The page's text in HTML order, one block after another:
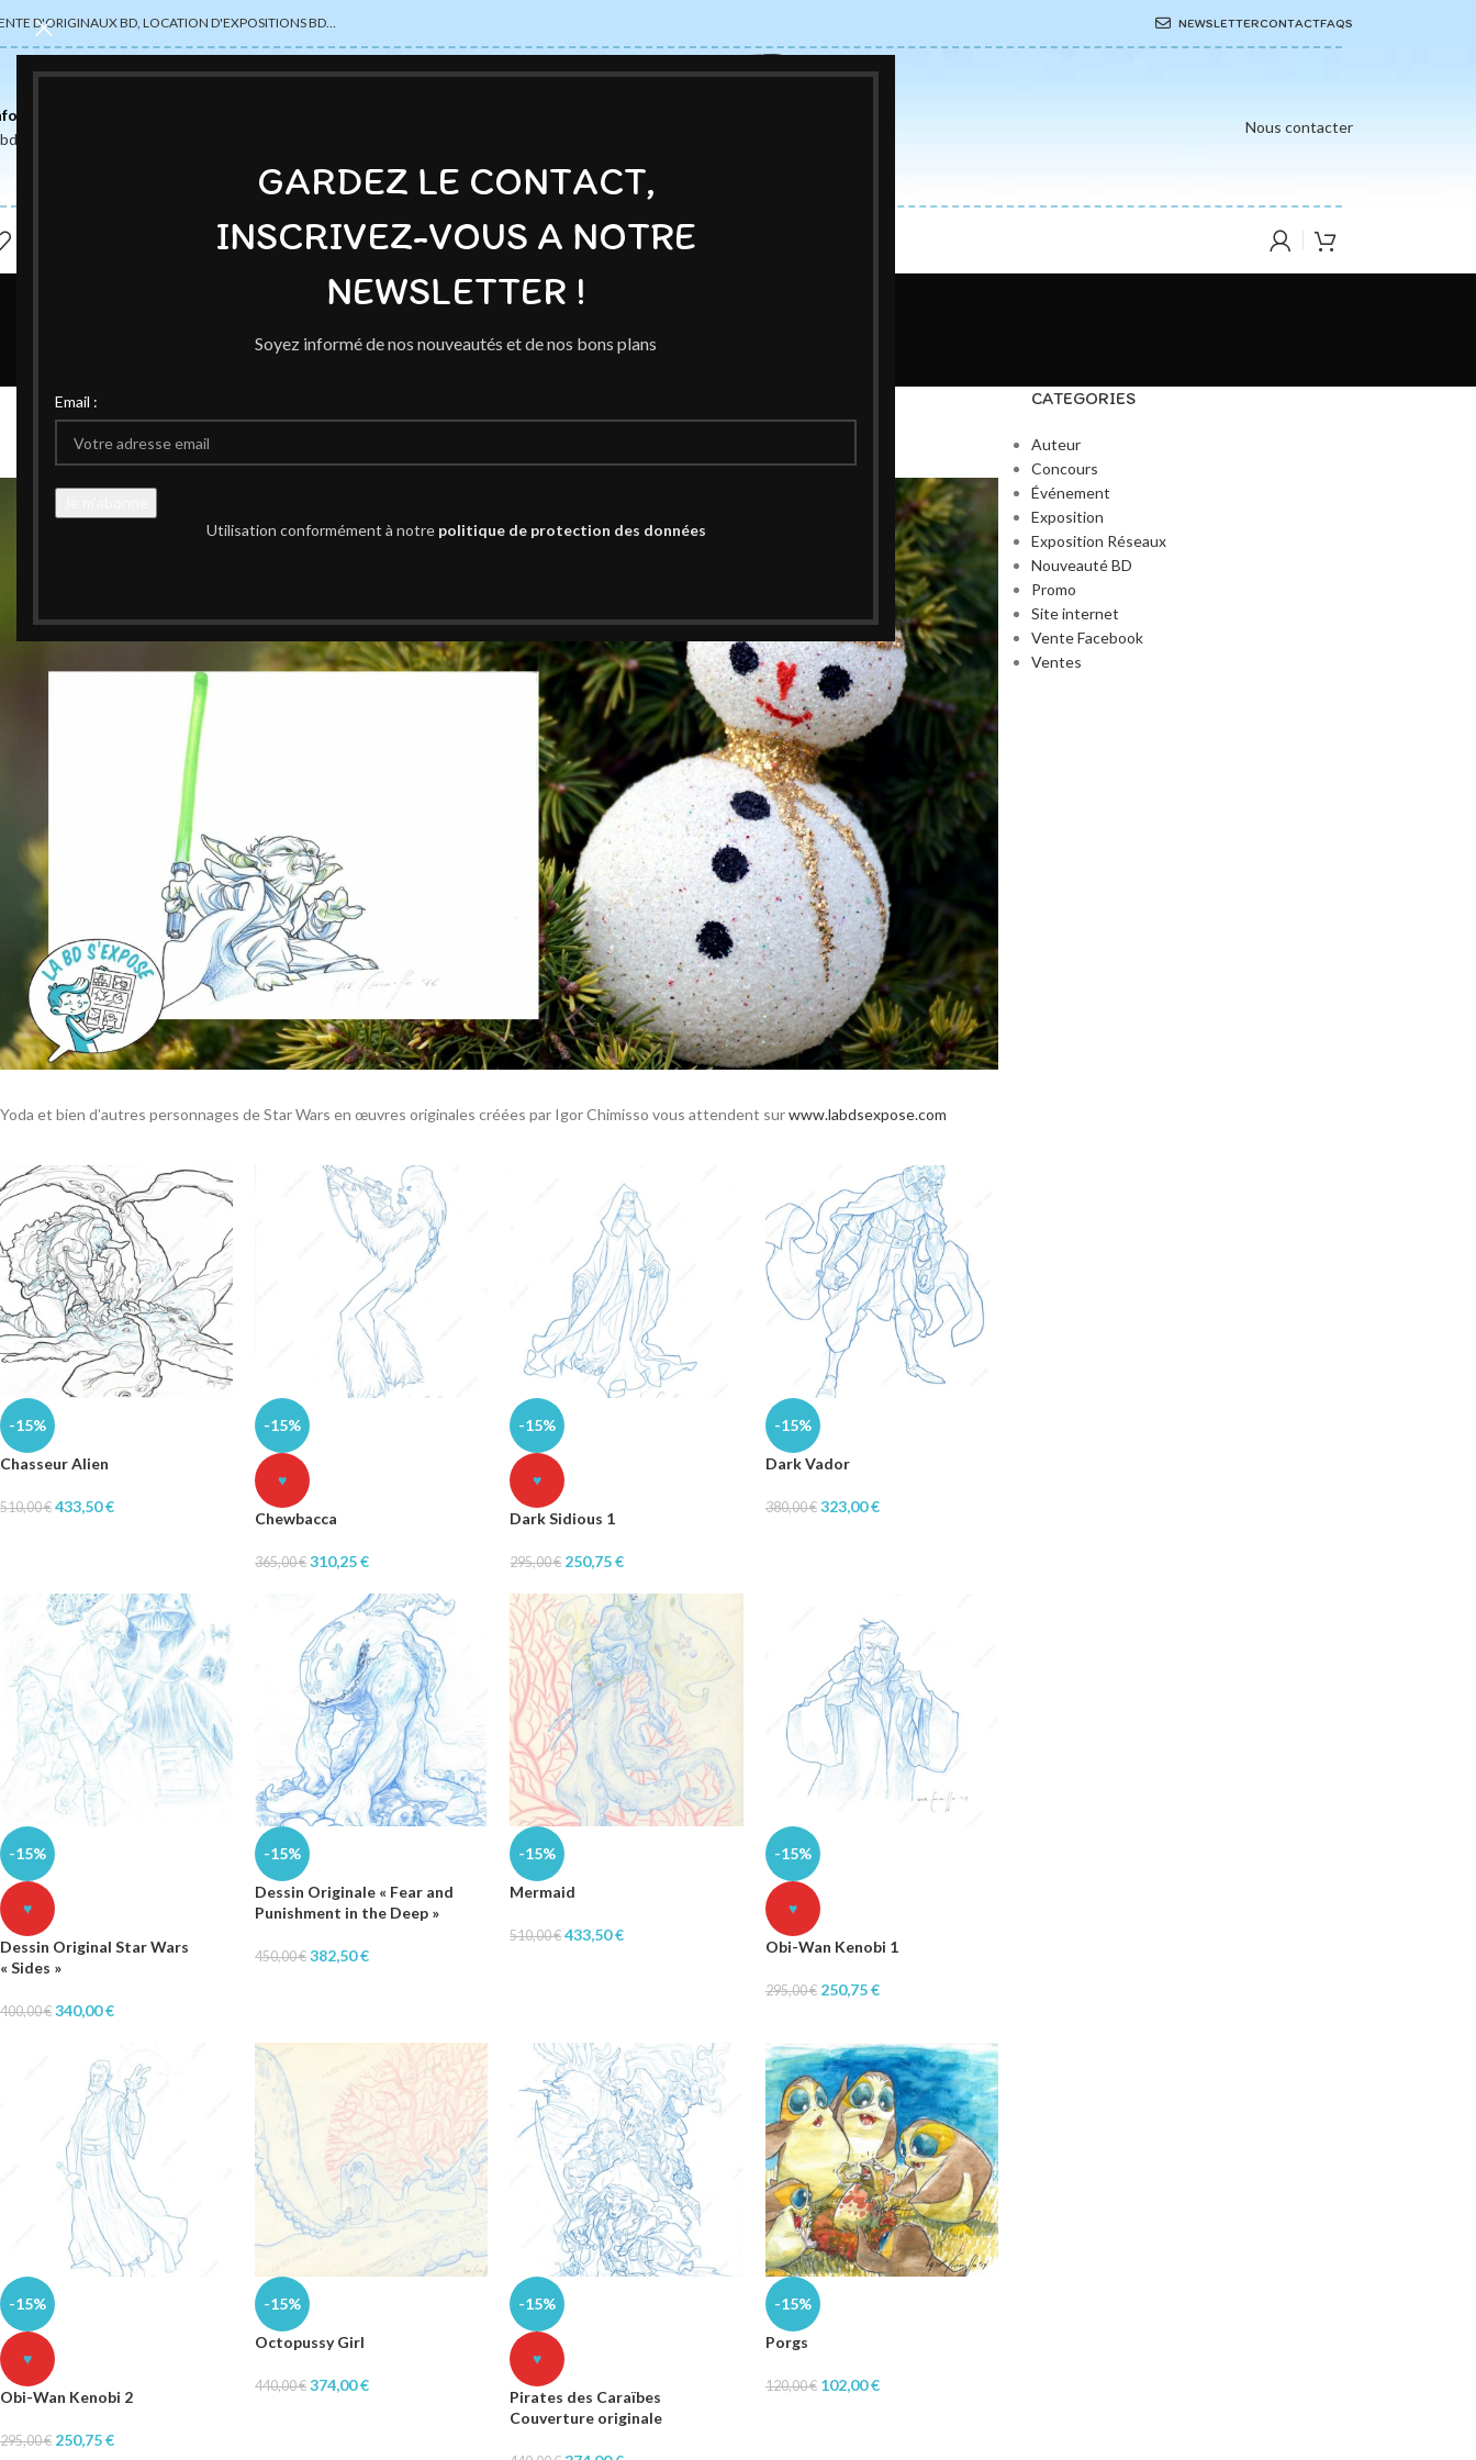
GARDEZ LE CONTACT,
INSCRIVEZ-VOUS A NOTRE
NEWSLETTER !
Soyez informé de nos nouveautés et de nos bons plans
Email :
Utilisation conformément à notre politique de protection des données
D'ORIGINAUX BD, LOCATION D'EXPOSITIONS BD… NEWSLETTERCONTACTFAQS
Nous contacter
ACCUEILBOUTIQUE AUTEURS
Blog
Yoda Noël
Publié par CedOn 13 décembre 2021
Yoda et bien d’autres personnages de Star Wars en œuvres originales créées par Igor Chimisso vous attendent surwww.labdsexpose.com
-15%
Chasseur Alien
510,00€ 433,50€
-15%
♥
Chewbacca
365,00€ 310,25€
-15%
♥
Dark Sidious 1
295,00€ 250,75€
-15%
Dark Vador
380,00€ 323,00€
-15%
♥
Dessin Original Star Wars
« Sides »
400,00€ 340,00€
-15%
Dessin Originale « Fear and
Punishment in the Deep »
450,00€ 382,50€
-15%
Mermaid
510,00€ 433,50€
-15%
♥
Obi-Wan Kenobi 1
295,00€ 250,75€
-15%
♥
Obi-Wan Kenobi 2
295,00€ 250,75€
-15%
Octopussy Girl
440,00€ 374,00€
-15%
♥
Pirates des Caraïbes
Couverture originale
-15%
Porgs
120,00€ 102,00€
CATEGORIES
Auteur
Concours
Événement
Exposition
Exposition Réseaux
Nouveauté BD
Promo
Site internet
Vente Facebook
Ventes